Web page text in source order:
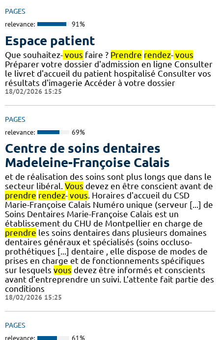
PAGES
relevance: 91%
Espace patient
Que souhaitez- vous faire ? Prendre rendez- vous
Préparer votre dossier d'admission en ligne Consulter
le livret d'accueil du patient hospitalisé Consulter vos
résultats d'imagerie Accéder à votre dossier
18/02/2026 15:25
PAGES
relevance: 69%
Centre de soins dentaires
Madeleine-Françoise Calais
et de réalisation des soins sont plus longs que dans le
secteur libéral. Vous devez en être conscient avant de
prendre rendez- vous. Horaires d'accueil du CSD
Marie-Françoise Calais Numéro unique (serveur [...] de
Soins Dentaires Marie-Françoise Calais est un
établissement du CHU de Montpellier en charge de
prendre les soins dentaires dans plusieurs domaines
dentaires généraux et spécialisés (soins occluso-
prothétiques [...] dentaire , elle dispose de modes de
prises en charge et de fonctionnements spécifiques
sur lesquels vous devez être informés et conscients
avant d’entreprendre un suivi. L’attente fait partie des
conditions
18/02/2026 15:25
PAGES
relevance: 61%